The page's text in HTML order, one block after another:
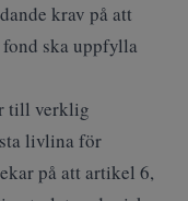
krav på att
ska uppfylla
till verklig
livlina för
på att artikel 6,